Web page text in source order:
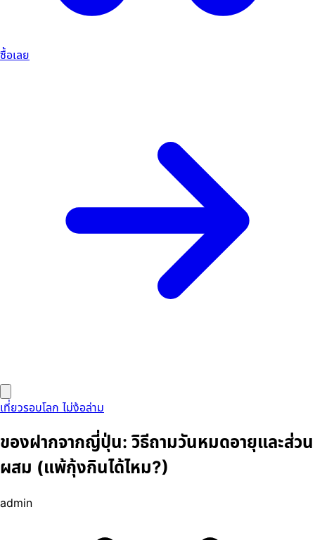
ซื้อเลย
เที่ยวรอบโลก ไม่ง้อล่าม
ของฝากจากญี่ปุ่น: วิธีถามวันหมดอายุและส่วน
ผสม (แพ้กุ้งกินได้ไหม?)
admin